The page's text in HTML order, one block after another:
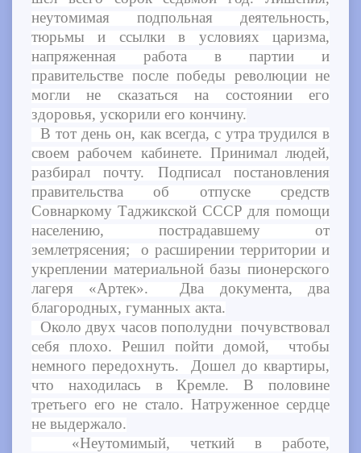
неутомимая подпольная деятельность,
тюрьмы и ссылки в условиях царизма,
напряженная работа в партии и
правительстве после победы революции не
могли не сказаться на состоянии его
здоровья, ускорили его кончину.
В тот день он, как всегда, с утра трудился в
своем рабочем кабинете. Принимал людей,
разбирал почту. Подписал постановления
правительства об отпуске средств
Совнаркому Таджикской СССР для помощи
населению, пострадавшему от
землетрясения; о расширении территории и
укреплении материальной базы пионерского
лагеря «Артек». Два документа, два
благородных, гуманных акта.
Около двух часов пополудни почувствовал
себя плохо. Решил пойти домой, чтобы
немного передохнуть. Дошел до квартиры,
что находилась в Кремле. В половине
третьего его не стало. Натруженное сердце
не выдержало.
«Неутомимый, четкий в работе,